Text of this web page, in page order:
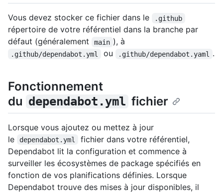
Vous devez stocker ce fichier dans le .github
répertoire de votre référentiel dans la branche par
défaut (généralement
main ), à
.github/dependabot.yml ou .github/dependabot.yaml .
Fonctionnement
du dependabot.yml fichier
Lorsque vous ajoutez ou mettez à jour
le
dependabot.yml
fichier dans votre référentiel,
Dependabot lit la configuration et commence à
surveiller les écosystèmes de package spécifiés en
fonction de vos planifications définies. Lorsque
Dependabot trouve des mises à jour disponibles, il